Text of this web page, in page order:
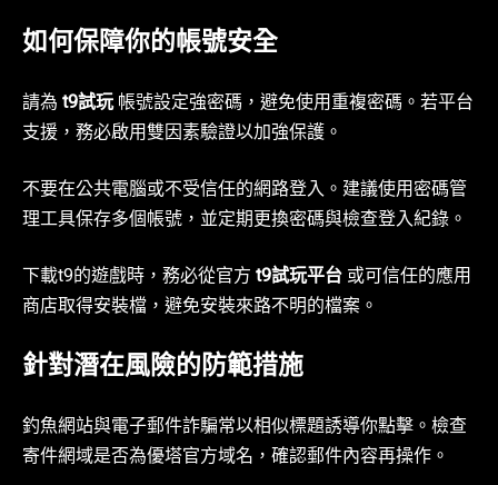
如何保障你的帳號安全
請為 t9試玩帳號設定強密碼，避免使用重複密碼。若平台
支援，務必啟用雙因素驗證以加強保護。
不要在公共電腦或不受信任的網路登入。建議使用密碼管
理工具保存多個帳號，並定期更換密碼與檢查登入紀錄。
下載t9的遊戲時，務必從官方 t9試玩平台 或可信任的應用
商店取得安裝檔，避免安裝來路不明的檔案。
針對潛在風險的防範措施
釣魚網站與電子郵件詐騙常以相似標題誘導你點擊。檢查
寄件網域是否為優塔官方域名，確認郵件內容再操作。